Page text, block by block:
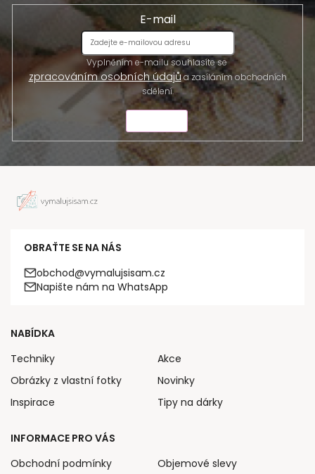
E-mail
Vyplněním e-mailu souhlasíte se
zpracováním osobních údajůa zasíláním obchodních
sdělení.
OBRAŤTE SE NA NÁS
obchod@vymalujsisam.cz
Napište nám na WhatsApp
NABÍDKA
Techniky
Obrázky z vlastní fotky
Inspirace
Akce
Novinky
Tipy na dárky
INFORMACE PRO VÁS
Obchodní podmínky
Objemové slevy